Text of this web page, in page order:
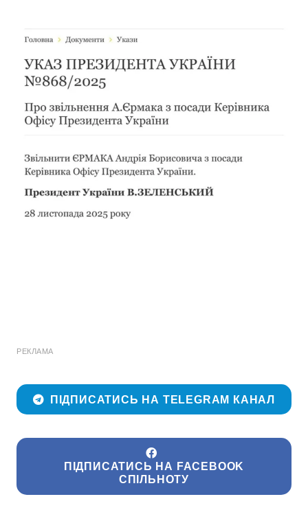
РЕКЛАМА
ПІДПИСАТИСЬ НА TELEGRAM КАНАЛ
ПІДПИСАТИСЬ НА FACEBOOK
СПІЛЬНОТУ